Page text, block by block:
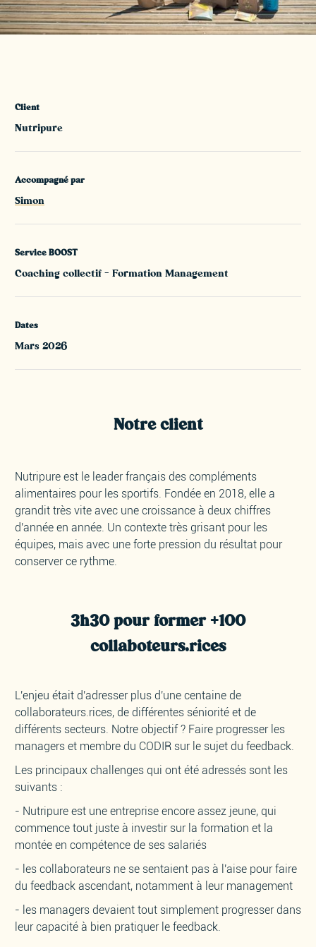
Client
Nutripure
Accompagné par
Simon
Service BOOST
Coaching collectif - Formation Management
Dates
Mars 2026
Notre client
Nutripure est le leader français des compléments
alimentaires pour les sportifs. Fondée en 2018, elle a
grandit très vite avec une croissance à deux chiffres
d'année en année. Un contexte très grisant pour les
équipes, mais avec une forte pression du résultat pour
conserver ce rythme.
3h30 pour former +100
collaboteurs.rices
L'enjeu était d'adresser plus d'une centaine de
collaborateurs.rices, de différentes séniorité et de
différents secteurs. Notre objectif ? Faire progresser les
managers et membre du CODIR sur le sujet du feedback.
Les principaux challenges qui ont été adressés sont les
suivants :
- Nutripure est une entreprise encore assez jeune, qui
commence tout juste à investir sur la formation et la
montée en compétence de ses salariés
- les collaborateurs ne se sentaient pas à l'aise pour faire
du feedback ascendant, notamment à leur management
- les managers devaient tout simplement progresser dans
leur capacité à bien pratiquer le feedback.